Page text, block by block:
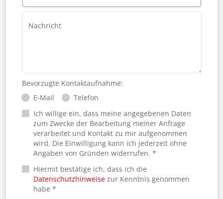
Nachricht
Bevorzugte Kontaktaufnahme:
E-Mail
Telefon
Ich willige ein, dass meine angegebenen Daten
zum Zwecke der Bearbeitung meiner Anfrage
verarbeitet und Kontakt zu mir aufgenommen
wird. Die Einwilligung kann ich jederzeit ohne
Angaben von Gründen widerrufen. *
Hiermit bestätige ich, dass ich die
Datenschutzhinweisezur Kenntnis genommen
habe *